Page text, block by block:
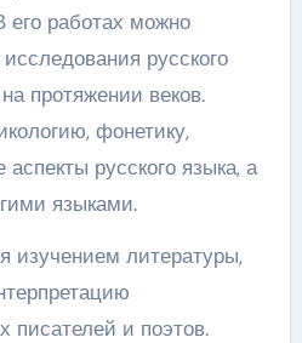
его работах можно
русского
протяжении веков.
фонетику,
русского языка, а
языками.
изучением литературы,
писателей и поэтов.